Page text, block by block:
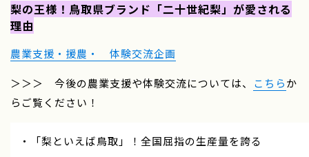
梨の王様！鳥取県ブランド「二十世紀梨」が愛される
理由
農業支援・援農・ 体験交流企画
＞＞＞ 今後の農業支援や体験交流については、 こちらか
らご覧ください！
・「梨といえば鳥取」！全国屈指の生産量を誇る